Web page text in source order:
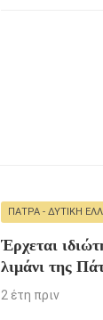
ΠΆΤΡΑ - ΔΥΤΙΚΉ
Έρχεται
λιμάνι της
2 έτη πριν